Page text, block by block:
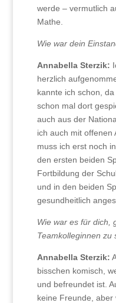
werde – vermutlich
Mathe.
Wie war dein
Annabella Sterzik:
herzlich
kannte ich schon,
schon mal dort
auch aus der
ich auch mit offenen
muss ich erst noch
den ersten beiden
Fortbildung der
und in den beiden
gesundheitlich
Wie war es für dich,
Teamkolleginnen zu
Annabella Sterzik:
bisschen komisch,
und befreundet ist.
keine Freunde,